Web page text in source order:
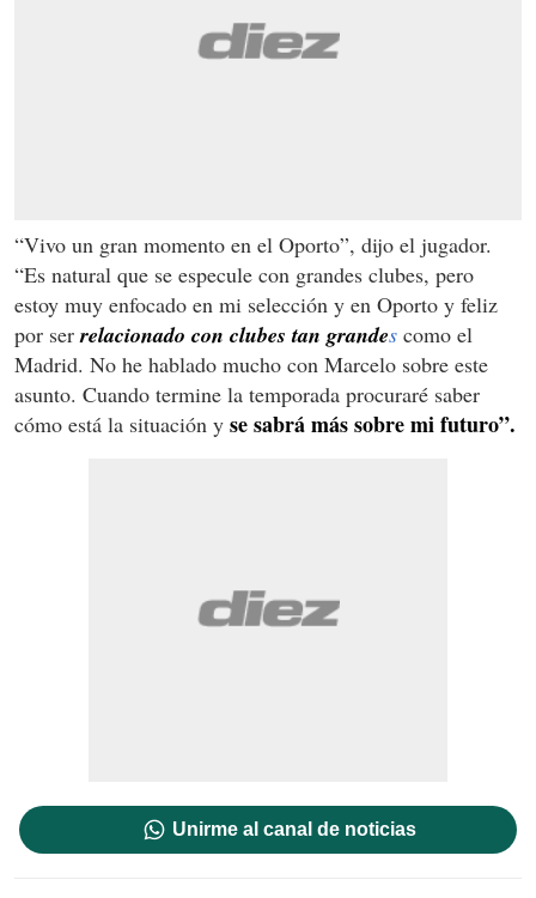
“Vivo un gran momento en el Oporto”, dijo el jugador.
“Es natural que se especule con grandes clubes, pero
estoy muy enfocado en mi selección y en Oporto y feliz
por serrelacionado con clubes tan grandes como el
Madrid. No he hablado mucho con Marcelo sobre este
asunto. Cuando termine la temporada procuraré saber
cómo está la situación y se sabrá más sobre mi futuro”.
Unirme al canal de noticias